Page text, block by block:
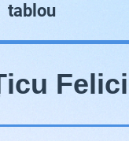
tablou